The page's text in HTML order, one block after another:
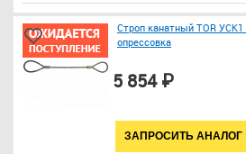
Строп канатный TOR
опрессовка
5 854 ₽
ЗАПРОСИТЬ АНАЛОГ